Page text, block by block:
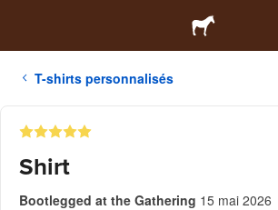
T-shirts personnalisés
Shirt
Bootlegged at the Gathering 15 mai 2026